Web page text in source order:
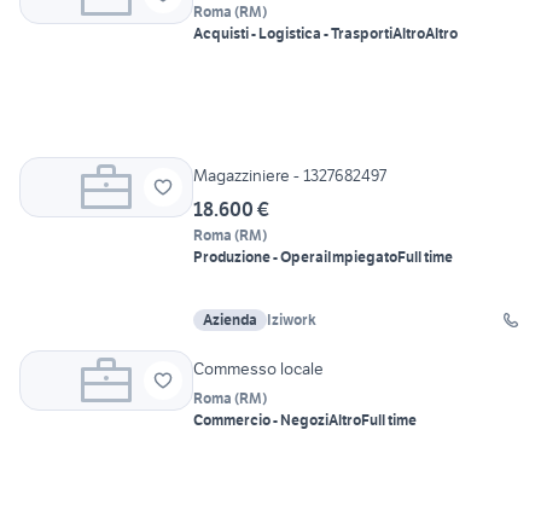
Roma (RM)
Acquisti - Logistica - TrasportiAltroAltro
Magazziniere - 1327682497
18.600 €
Roma (RM)
Produzione - OperaiImpiegatoFull time
Azienda Iziwork
Commesso locale
Roma (RM)
Commercio - NegoziAltroFull time